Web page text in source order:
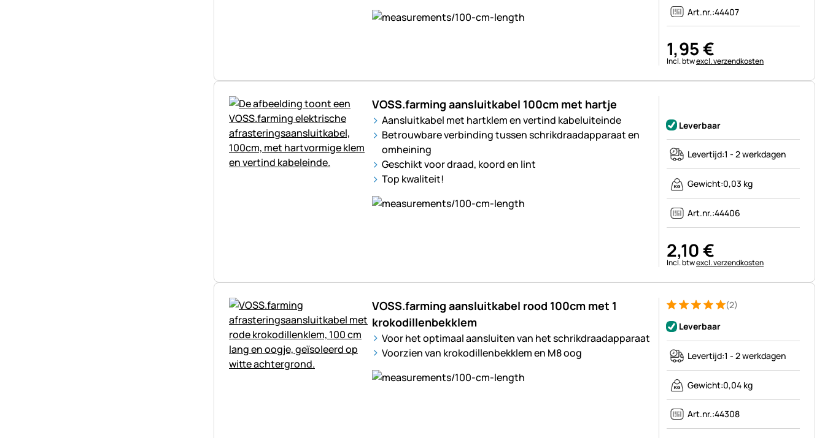
Art.nr.:44407
1,95€
Belastinginformatie:
Incl. btwexcl. verzendkosten
VOSS.farming aansluitkabel 100cm met hartje
Aansluitkabel met hartklem en vertind kabeluiteinde
Betrouwbare verbinding tussen schrikdraadapparaat en
omheining
Geschikt voor draad, koord en lint
Top kwaliteit!
Leverbaar
Levertijd:1 - 2 werkdagen
Gewicht:0,03 kg
Art.nr.:44406
2,10€
Belastinginformatie:
Incl. btwexcl. verzendkosten
VOSS.farming aansluitkabel rood 100cm met 1
krokodillenbekklem
Voor het optimaal aansluiten van het schrikdraadapparaat
Voorzien van krokodillenbekklem en M8 oog
Beoordeling: 5 van 5 (2 beoordelingen)
2 Bewertungen (2)
Leverbaar
Levertijd:1 - 2 werkdagen
Gewicht:0,04 kg
Art.nr.:44308